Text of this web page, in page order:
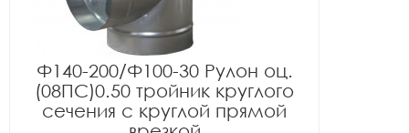
Ф140-200/Ф100-30 Рулон оц.
(08ПС)0.50 тройник круглого
сечения с круглой прямой